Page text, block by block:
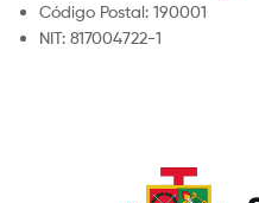
Código Postal: 190001
NIT: 817004722-1